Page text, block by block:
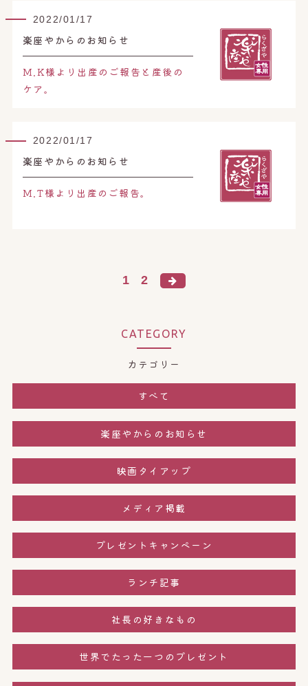
2022/01/17
楽座やからのお知らせ
M.K様より出産のご報告と産後の
ケア。
2022/01/17
楽座やからのお知らせ
M.T様より出産のご報告。
1 2
CATEGORY
カテゴリー
すべて
楽座やからのお知らせ
映画タイアップ
メディア掲載
プレゼントキャンペーン
ランチ記事
社長の好きなもの
世界でたった一つのプレゼント